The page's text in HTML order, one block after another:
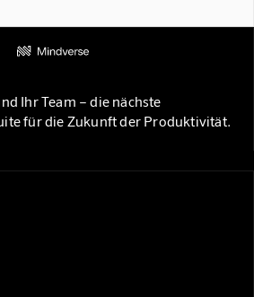
Ihr Team – die nächste
für die Zukunft der Produktivität.